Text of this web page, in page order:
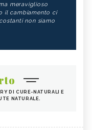
meraviglioso
il cambiamento ci
non siamo
DI CURE-NATURALI E
NATURALE.